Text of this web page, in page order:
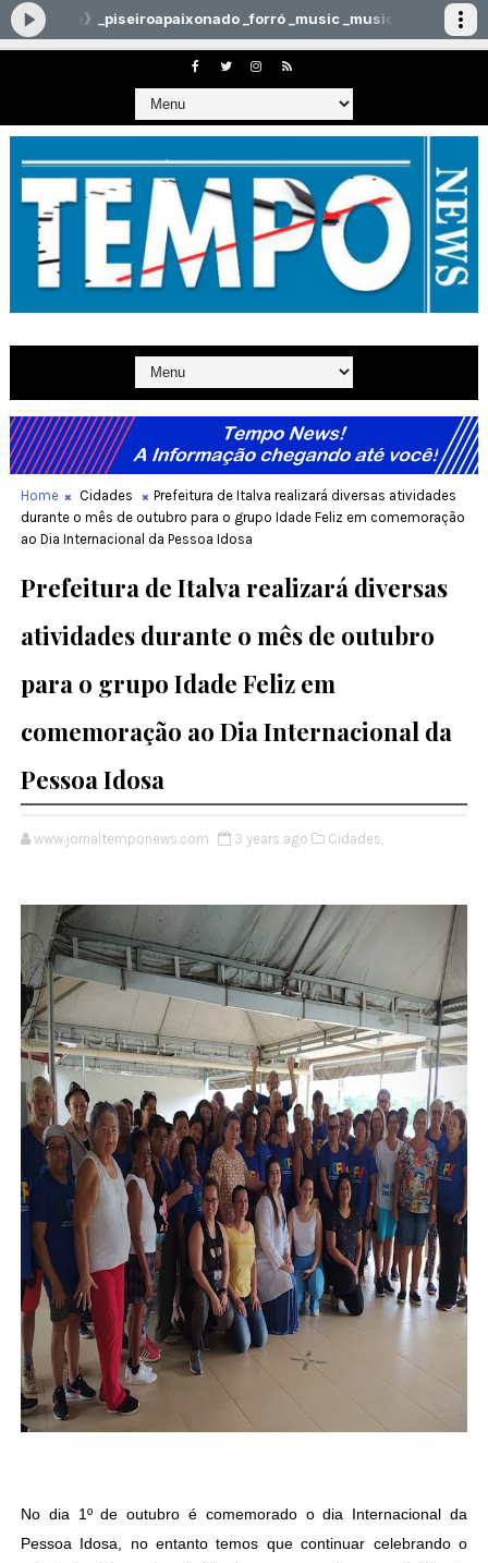
Home Cidades
Prefeitura de Italva realizará diversas atividades
durante o mês de outubro para o grupo Idade Feliz em comemoração
ao Dia Internacional da Pessoa Idosa
Prefeitura de Italva realizará diversas
atividades durante o mês de outubro
para o grupo Idade Feliz em
comemoração ao Dia Internacional da
Pessoa Idosa
www.jornaltemponews.com 3 years ago Cidades,
No dia 1º de outubro é comemorado o dia Internacional da
Pessoa Idosa, no entanto temos que continuar celebrando o